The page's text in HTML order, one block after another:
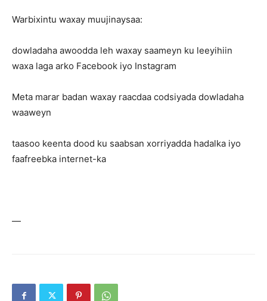
Warbixintu waxay muujinaysaa:
dowladaha awoodda leh waxay saameyn ku leeyihiin
waxa laga arko Facebook iyo Instagram
Meta marar badan waxay raacdaa codsiyada dowladaha
waaweyn
taasoo keenta dood ku saabsan xorriyadda hadalka iyo
faafreebka internet-ka
—